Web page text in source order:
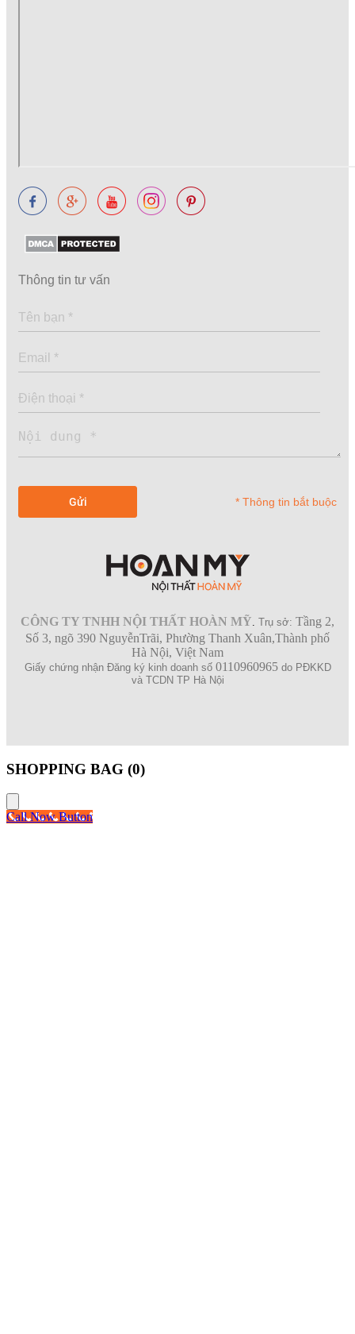
Thông tin tư vấn
* Thông tin bắt buộc
CÔNG TY TNHH NỘI THẤT HOÀN MỸ. Trụ sở: Tầng 2,
Số 3, ngõ 390 NguyễnTrãi, Phường Thanh Xuân,Thành phố
Hà Nội, Việt Nam
Giấy chứng nhận Đăng ký kinh doanh số 0110960965do PĐKKD
và TCDN TP Hà Nội
SHOPPING BAG (0)
Call Now Button